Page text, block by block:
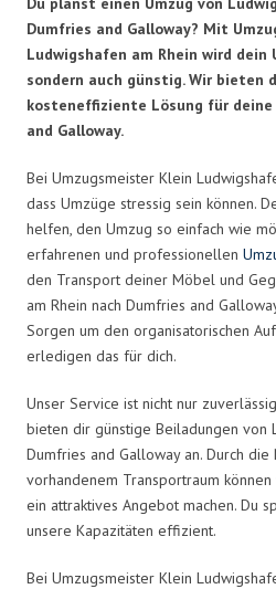
Dumfries and Galloway? Mit
Ludwigshafen am Rhein wird dein
sondern auch günstig. Wir bieten
kosteneffiziente Lösung für deine
and Galloway.
Bei Umzugsmeister Klein
dass Umzüge stressig sein können.
helfen, den Umzug so einfach wie
erfahrenen und professionellen
den Transport deiner Möbel und
am Rhein nach Dumfries and
Sorgen um den organisatorischen
erledigen das für dich.
Unser Service ist nicht nur
bieten dir günstige Beiladungen von
Dumfries and Galloway an. Durch
vorhandenem Transportraum
ein attraktives Angebot machen. Du
unsere Kapazitäten effizient.
Bei Umzugsmeister Klein